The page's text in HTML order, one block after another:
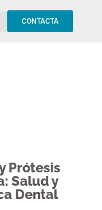
CONTACTA
Prótesis
Salud y
Dental